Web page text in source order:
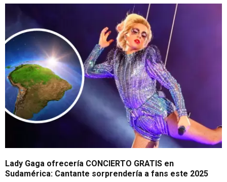
Lady Gaga ofrecería CONCIERTO GRATIS en
Sudamérica: Cantante sorprendería a fans este 2025